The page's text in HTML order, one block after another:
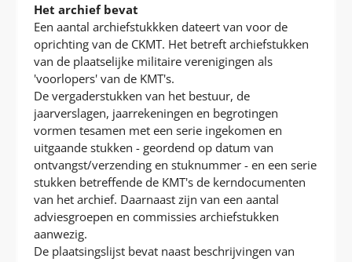
Het archief bevat
Een aantal archiefstukkken dateert van voor de
oprichting van de CKMT. Het betreft archiefstukken
van de plaatselijke militaire verenigingen als
'voorlopers' van de KMT's.
De vergaderstukken van het bestuur, de
jaarverslagen, jaarrekeningen en begrotingen
vormen tesamen met een serie ingekomen en
uitgaande stukken - geordend op datum van
ontvangst/verzending en stuknummer - en een serie
stukken betreffende de KMT's de kerndocumenten
van het archief. Daarnaast zijn van een aantal
adviesgroepen en commissies archiefstukken
aanwezig.
De plaatsingslijst bevat naast beschrijvingen van